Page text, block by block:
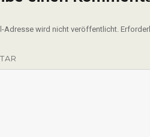
Adresse wird nicht veröffentlicht.